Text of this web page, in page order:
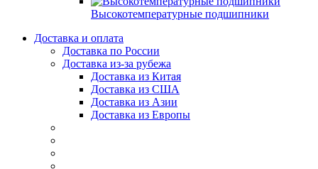
Высокотемпературные подшипники
Доставка и оплата
Доставка по России
Доставка из-за рубежа
Доставка из Китая
Доставка из США
Доставка из Азии
Доставка из Европы